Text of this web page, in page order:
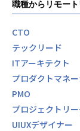
職種からリモー
CTO
テックリード
ITアーキテクト
プロダクトマネ
PMO
プロジェクトリ
UIUXデザイナー